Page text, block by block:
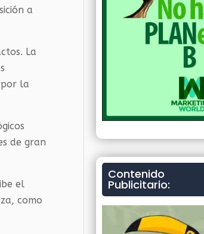
a
La
por la
de gran
el
como
Contenido
Publicitario: